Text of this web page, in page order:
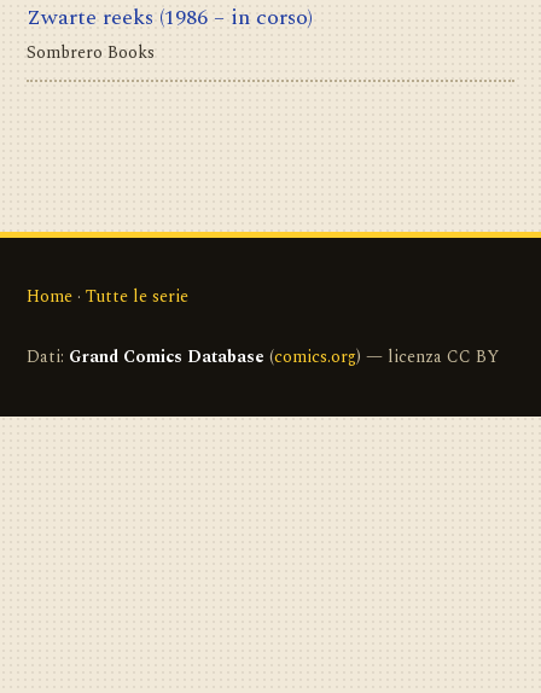
Zwarte reeks (1986 – in corso)
Sombrero Books
Home · Tutte le serie
Dati: Grand Comics Database (comics.org) — licenza CC BY